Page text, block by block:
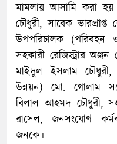
মামলায় আসামি করা হয়
চৌধুরী, সাবেক
উপপরিচালক (পরিবহন
সহকারী রেজিস্ট্রার
মাইদুল ইসলাম
উন্নয়ন) মো. গোলাম
বিলাল আহমদ চৌধুরী,
রাসেল, জনসংযোগ
জনকে।